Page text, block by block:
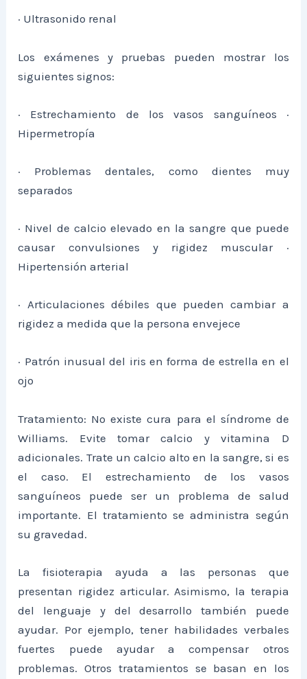
· Ultrasonido renal
Los exámenes y pruebas pueden mostrar los
siguientes signos:
· Estrechamiento de los vasos sanguíneos ·
Hipermetropía
· Problemas dentales, como dientes muy
separados
· Nivel de calcio elevado en la sangre que puede
causar convulsiones y rigidez muscular ·
Hipertensión arterial
· Articulaciones débiles que pueden cambiar a
rigidez a medida que la persona envejece
· Patrón inusual del iris en forma de estrella en el
ojo
Tratamiento: No existe cura para el síndrome de
Williams. Evite tomar calcio y vitamina D
adicionales. Trate un calcio alto en la sangre, si es
el caso. El estrechamiento de los vasos
sanguíneos puede ser un problema de salud
importante. El tratamiento se administra según
su gravedad.
La fisioterapia ayuda a las personas que
presentan rigidez articular. Asimismo, la terapia
del lenguaje y del desarrollo también puede
ayudar. Por ejemplo, tener habilidades verbales
fuertes puede ayudar a compensar otros
problemas. Otros tratamientos se basan en los